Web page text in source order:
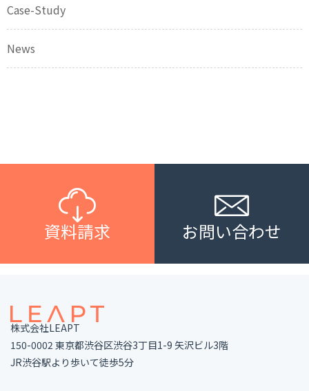
Case-Study
News
資料請求 お問い合わせ
株式会社LEAPT
150-0002 東京都渋谷区渋谷3丁目1-9 矢沢ビル3階
JR渋谷駅より歩いて徒歩5分